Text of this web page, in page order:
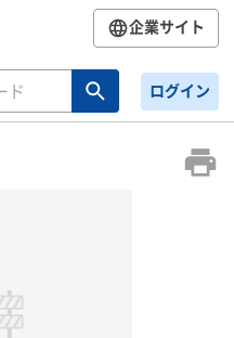
企業サイト
ログイン